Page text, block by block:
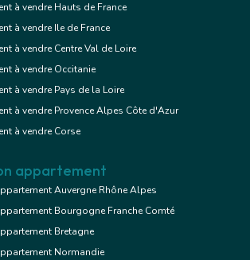
à vendre Hauts de France
à vendre Ile de France
à vendre Centre Val de Loire
à vendre Occitanie
à vendre Pays de la Loire
à vendre Provence Alpes Côte d'Azur
à vendre Corse
appartement
Auvergne Rhône Alpes
Bourgogne Franche Comté
Bretagne
Normandie